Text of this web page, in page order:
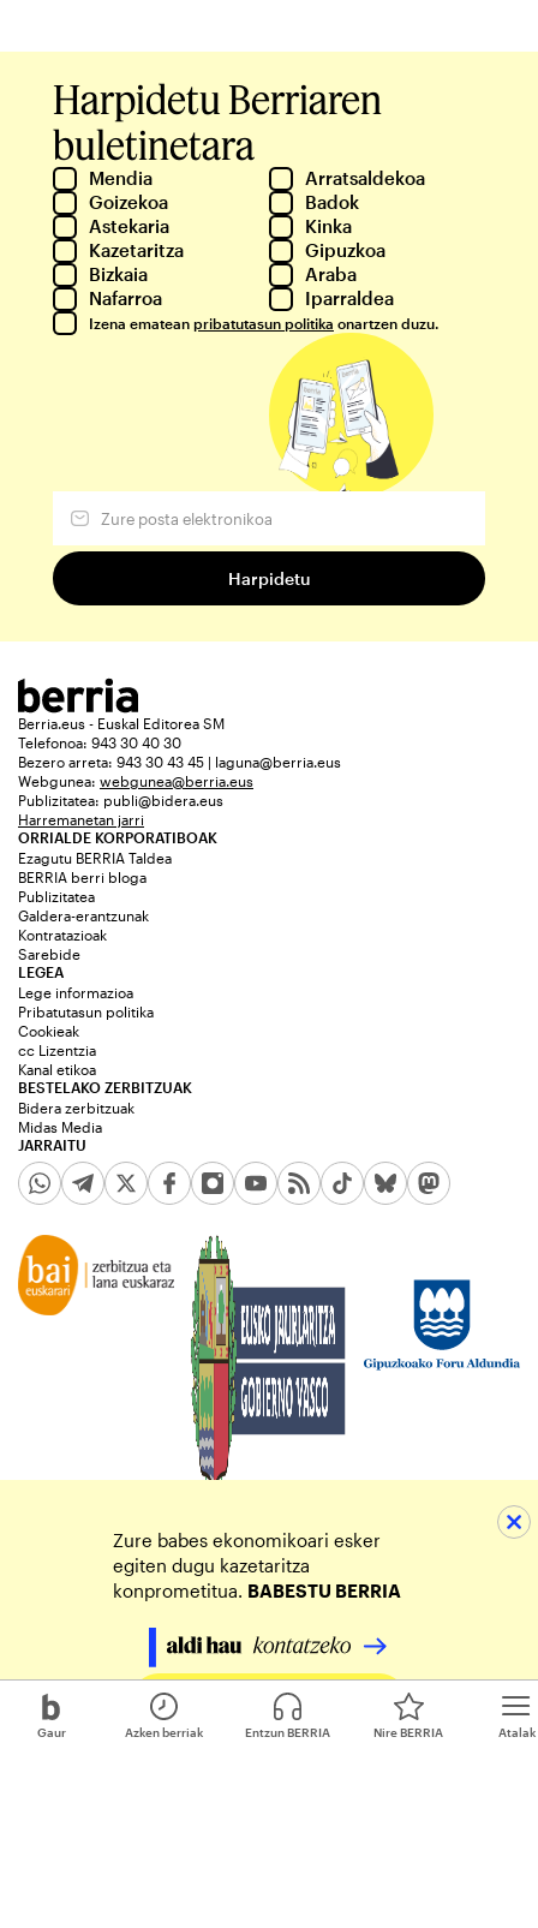
Gaur Atalak
Azken berriak Entzun BERRIA Nire BERRIA
Harpidetu Berriaren
buletinetara
Mendia
Arratsaldekoa
Goizekoa
Badok
Astekaria
Kinka
Kazetaritza
Gipuzkoa
Bizkaia
Araba
Nafarroa
Iparraldea
Izena ematean pribatutasun politika onartzen duzu.
Berria.eus - Euskal Editorea SM
Telefonoa: 943 30 40 30
Bezero arreta: 943 30 43 45 | laguna@berria.eus
Webgunea: webgunea@berria.eus
Publizitatea: publi@bidera.eus
Harremanetan jarri
ORRIALDE KORPORATIBOAK
Ezagutu BERRIA Taldea
BERRIA berri bloga
Publizitatea
Galdera-erantzunak
Kontratazioak
Sarebide
JARRAITU
LEGEA
Lege informazioa
Pribatutasun politika
Cookieak
cc Lizentzia
Kanal etikoa
BESTELAKO ZERBITZUAK
Bidera zerbitzuak
Midas Media
Zure babes ekonomikoari esker
egiten dugu kazetaritza
konprometitua. BABESTU BERRIA
Egin zure ekarpena